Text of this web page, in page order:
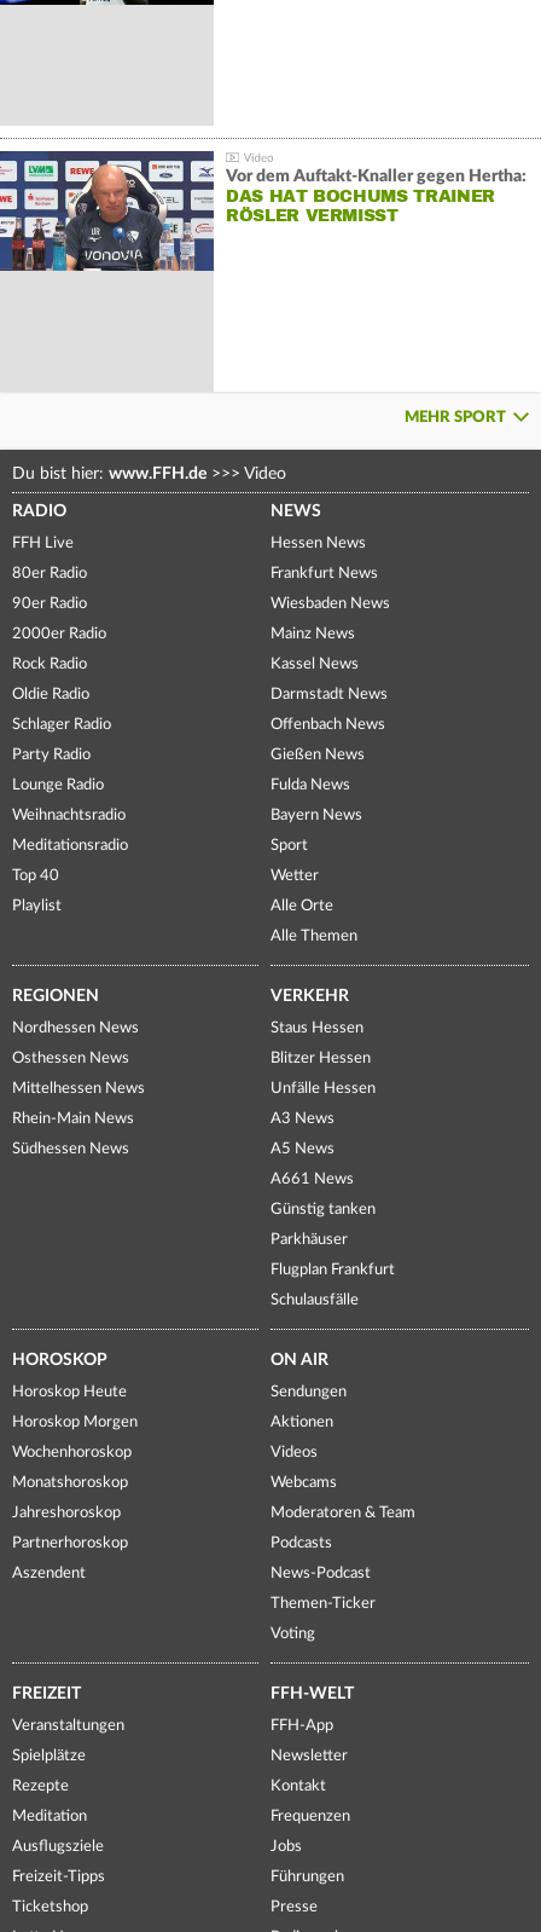
Vor dem Auftakt-Knaller gegen Hertha:
DAS HAT BOCHUMS TRAINER
RÖSLER VERMISST
MEHR SPORT
Du bist hier: www.FFH.de >>> Video
RADIO
FFH Live
80er Radio
90er Radio
2000er Radio
Rock Radio
Oldie Radio
Schlager Radio
Party Radio
Lounge Radio
Weihnachtsradio
Meditationsradio
Top 40
Playlist
NEWS
Hessen News
Frankfurt News
Wiesbaden News
Mainz News
Kassel News
Darmstadt News
Offenbach News
Gießen News
Fulda News
Bayern News
Sport
Wetter
Alle Orte
Alle Themen
REGIONEN
Nordhessen News
Osthessen News
Mittelhessen News
Rhein-Main News
Südhessen News
VERKEHR
Staus Hessen
Blitzer Hessen
Unfälle Hessen
A3 News
A5 News
A661 News
Günstig tanken
Parkhäuser
Flugplan Frankfurt
Schulausfälle
HOROSKOP
Horoskop Heute
Horoskop Morgen
Wochenhoroskop
Monatshoroskop
Jahreshoroskop
Partnerhoroskop
Aszendent
ON AIR
Sendungen
Aktionen
Videos
Webcams
Moderatoren & Team
Podcasts
News-Podcast
Themen-Ticker
Voting
FREIZEIT
Veranstaltungen
Spielplätze
Rezepte
Meditation
Ausflugsziele
Freizeit-Tipps
Ticketshop
FFH-WELT
FFH-App
Newsletter
Kontakt
Frequenzen
Jobs
Führungen
Presse